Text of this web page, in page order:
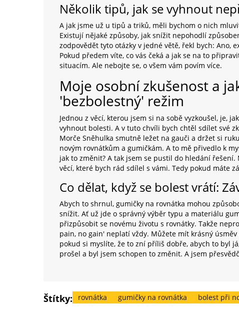
Několik tipů, jak se vyhnout
A jak jsme už u tipů a triků, měli bychom o nich
Existují nějaké způsoby, jak snížit nepohodlí
zodpovědět tyto otázky v jedné větě, řekl bych: Ano,
Pokud předem víte, co vás čeká a jak se na to
situacím. Ale nebojte se, o všem vám povím více.
Moje osobní zkušenost a
'bezbolestný' režim
Jednou z věcí, kterou jsem si na sobě vyzkoušel, je,
vyhnout bolesti. A v tuto chvíli bych chtěl sdílet své
Morče Sněhulka smutně ležet na gauči a držet si
novým rovnátkům a gumičkám. A to mě přivedlo k
jak to změnit? A tak jsem se pustil do hledání
věcí, které bych rád sdílel s vámi. Tedy pokud máte
Co dělat, když se bolest vrátí:
Abych to shrnul, gumičky na rovnátka mohou
snížit. Ať už jde o správný výběr typu a materiálu
přizpůsobit se novému životu s rovnátky. Takže
pain, no gain' neplatí vždy. Můžete mít krásný
pokud si myslíte, že to zní příliš dobře, abych to byl
prošel a byl jsem schopen to změnit. A jsem
Štítky: rovnátka gumičky na rovnátka bolest při